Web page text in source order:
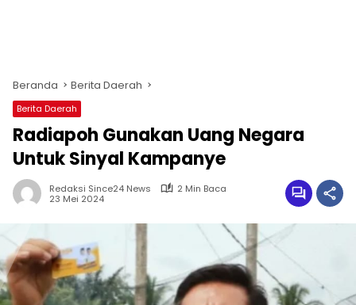
Beranda Berita Daerah
Berita Daerah
Radiapoh Gunakan Uang Negara
Untuk Sinyal Kampanye
Redaksi Since24 News
2 Min Baca
23 Mei 2024